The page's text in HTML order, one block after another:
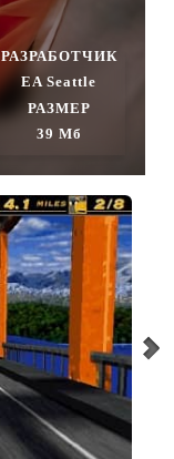
РАЗРАБОТЧИК
EA Seattle
РАЗМЕР
39 Мб